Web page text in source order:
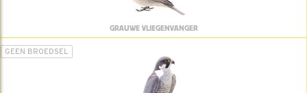
GRAUWE VLIEGENVANGER
GEEN BROEDSEL